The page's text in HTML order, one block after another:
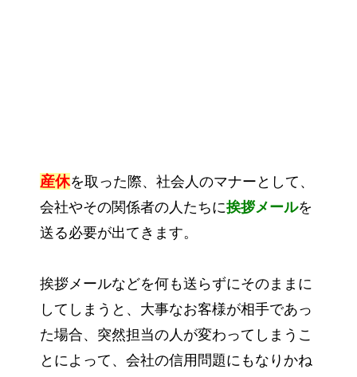
産休を取った際、社会人のマナーとして、
会社やその関係者の人たちに挨拶メールを
送る必要が出てきます。
挨拶メールなどを何も送らずにそのままに
してしまうと、大事なお客様が相手であっ
た場合、突然担当の人が変わってしまうこ
とによって、会社の信用問題にもなりかね